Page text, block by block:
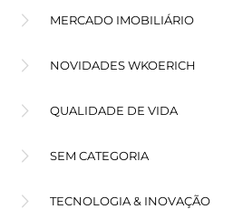
MERCADO IMOBILIÁRIO
NOVIDADES WKOERICH
QUALIDADE DE VIDA
SEM CATEGORIA
TECNOLOGIA & INOVAÇÃO